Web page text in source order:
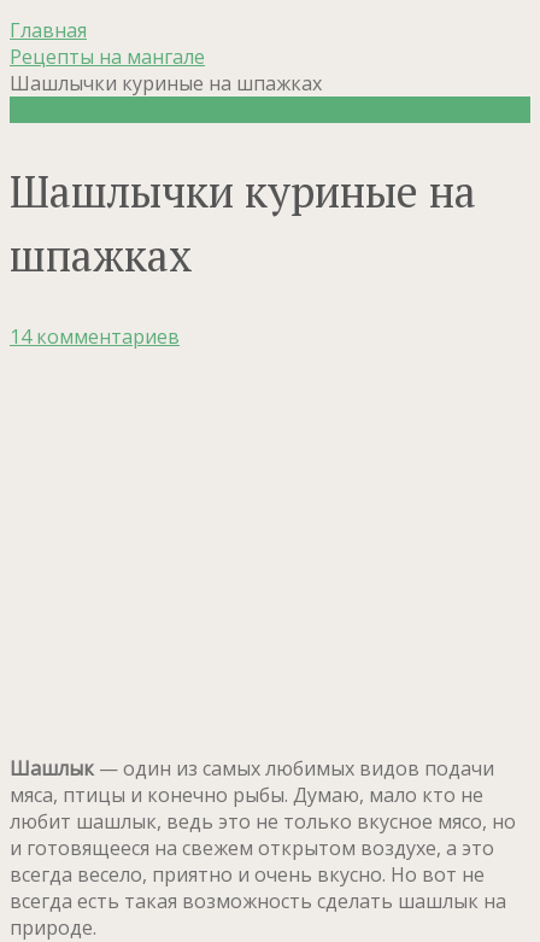
Главная
Рецепты на мангале
Шашлычки куриные на шпажках
Шашлычки куриные на
шпажках
14 комментариев
Шашлык — один из самых любимых видов подачи
мяса, птицы и конечно рыбы. Думаю, мало кто не
любит шашлык, ведь это не только вкусное мясо, но
и готовящееся на свежем открытом воздухе, а это
всегда весело, приятно и очень вкусно. Но вот не
всегда есть такая возможность сделать шашлык на
природе.